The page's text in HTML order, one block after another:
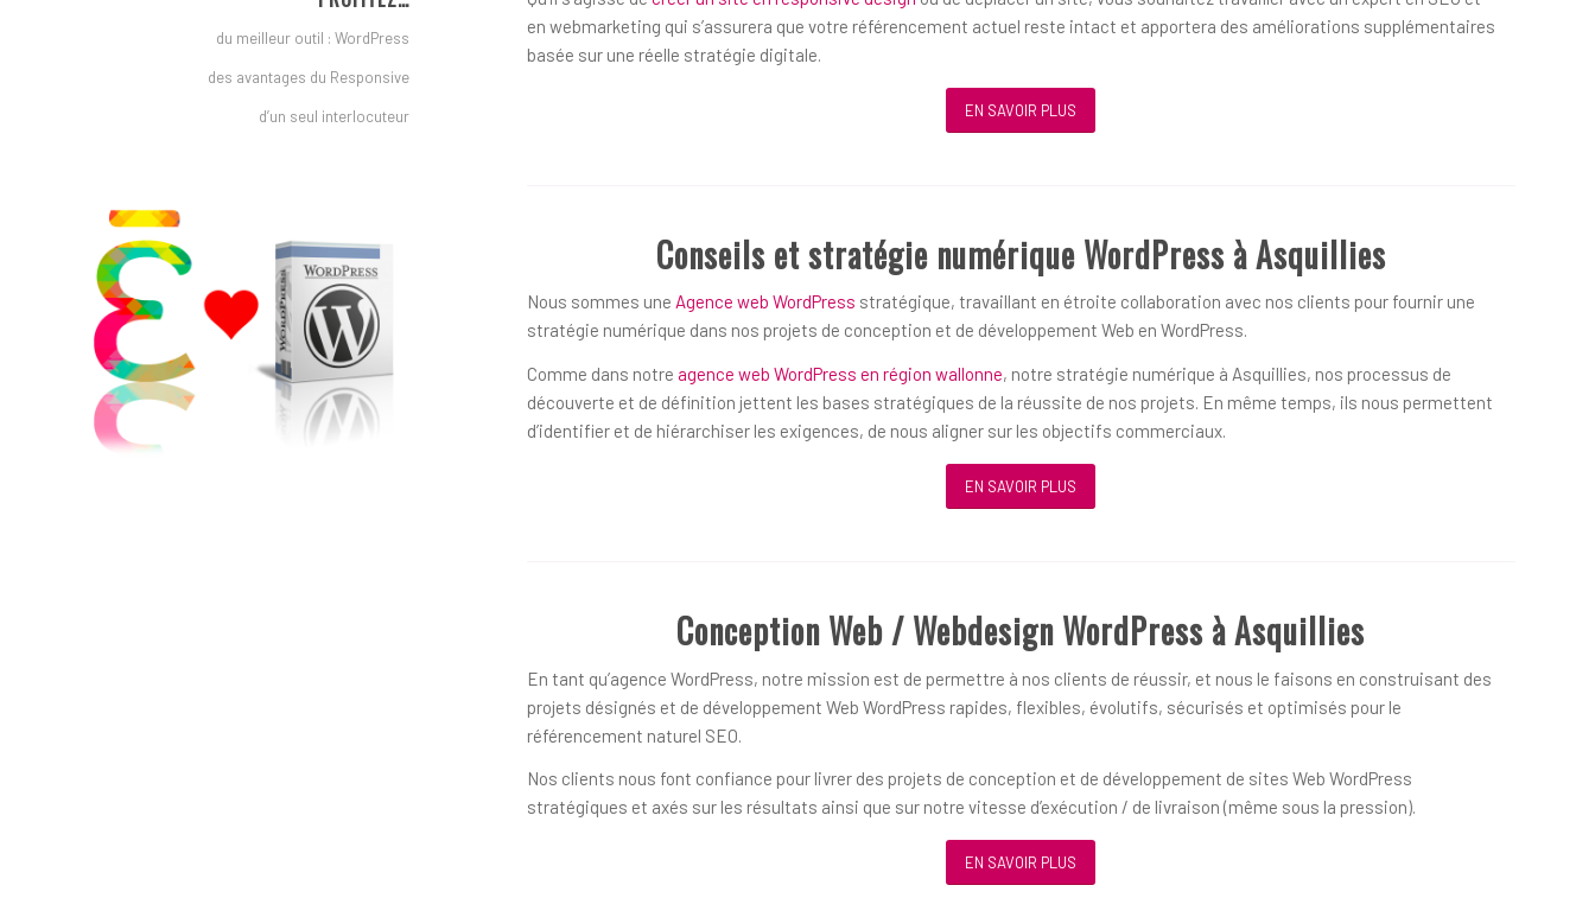
en webmarketing qui s’assurera que votre référencement actuel reste intact et apportera des améliorations supplémentaires
basée sur une réelle stratégie digitale.
EN SAVOIR PLUS
Conseils et stratégie numérique WordPress à Asquillies
Nous sommes une Agence web WordPress stratégique, travaillant en étroite collaboration avec nos clients pour fournir une
stratégie numérique dans nos projets de conception et de développement Web en WordPress.
Comme dans notre agence web WordPress en région wallonne, notre stratégie numérique à Asquillies, nos processus de
découverte et de définition jettent les bases stratégiques de la réussite de nos projets. En même temps, ils nous permettent
d’identifier et de hiérarchiser les exigences, de nous aligner sur les objectifs commerciaux.
EN SAVOIR PLUS
Conception Web / Webdesign WordPress à Asquillies
En tant qu’agence WordPress, notre mission est de permettre à nos clients de réussir, et nous le faisons en construisant des
projets désignés et de développement Web WordPress rapides, flexibles, évolutifs, sécurisés et optimisés pour le
référencement naturel SEO.
Nos clients nous font confiance pour livrer des projets de conception et de développement de sites Web WordPress
stratégiques et axés sur les résultats ainsi que sur notre vitesse d’exécution / de livraison (même sous la pression).
EN SAVOIR PLUS
du meilleur outil : WordPress
des avantages du Responsive
d’un seul interlocuteur